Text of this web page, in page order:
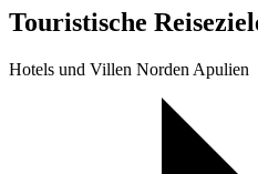
Touristische
Hotels und Villen Norden Apulien